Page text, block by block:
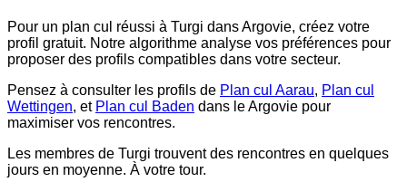
Pour un plan cul réussi à Turgi dans Argovie, créez votre
profil gratuit. Notre algorithme analyse vos préférences pour
proposer des profils compatibles dans votre secteur.
Pensez à consulter les profils de Plan cul Aarau, Plan cul
Wettingen, et Plan cul Baden dans le Argovie pour
maximiser vos rencontres.
Les membres de Turgi trouvent des rencontres en quelques
jours en moyenne. À votre tour.